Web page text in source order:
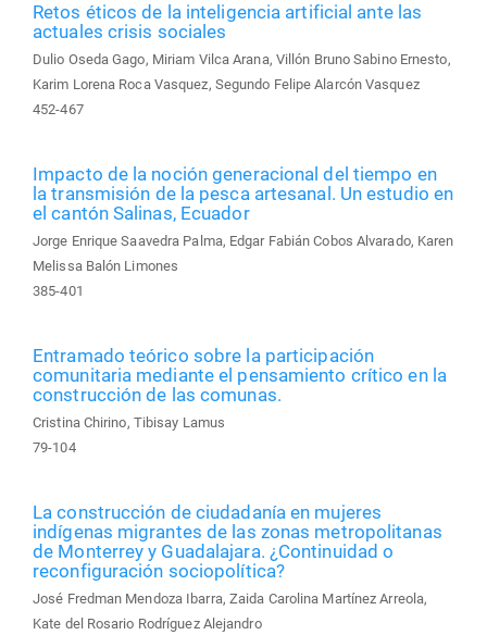
Retos éticos de la inteligencia artificial ante las
actuales crisis sociales
Dulio Oseda Gago, Miriam Vilca Arana, Villón Bruno Sabino Ernesto,
Karim Lorena Roca Vasquez, Segundo Felipe Alarcón Vasquez
452-467
Impacto de la noción generacional del tiempo en
la transmisión de la pesca artesanal. Un estudio en
el cantón Salinas, Ecuador
Jorge Enrique Saavedra Palma, Edgar Fabián Cobos Alvarado, Karen
Melissa Balón Limones
385-401
Entramado teórico sobre la participación
comunitaria mediante el pensamiento crítico en la
construcción de las comunas.
Cristina Chirino, Tibisay Lamus
79-104
La construcción de ciudadanía en mujeres
indígenas migrantes de las zonas metropolitanas
de Monterrey y Guadalajara. ¿Continuidad o
reconfiguración sociopolítica?
José Fredman Mendoza Ibarra, Zaida Carolina Martínez Arreola,
Kate del Rosario Rodríguez Alejandro